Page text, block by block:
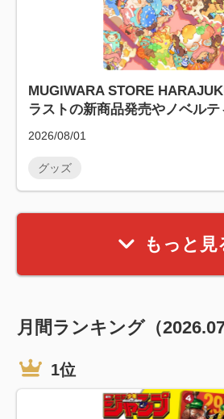
MUGIWARA STORE
ラストの新商品発売やノベル
2026/08/01
グッズ
もっと見
月間ランキング（
1位